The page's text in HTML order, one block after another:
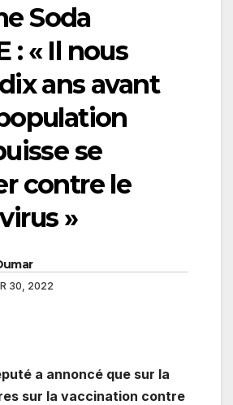
Soda
: « Il nous
ans avant
se
contre le
»
30, 2022
a annoncé que sur la
sur la vaccination contre